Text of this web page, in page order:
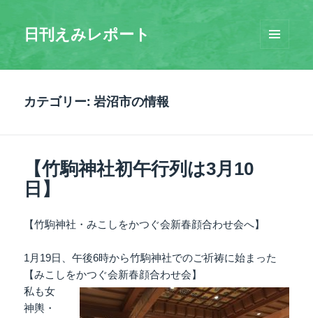
日刊えみレポート
ーとウ
カテゴリー:岩沼市の情報
【竹駒神社初午行列は3月10
日】
【竹駒神社・みこしをかつぐ会新春顔合わせ会へ】
1月19日、午後6時から竹駒神社でのご祈祷に始まった
【みこしをかつぐ会新春顔合わせ会】
私も女
神輿・